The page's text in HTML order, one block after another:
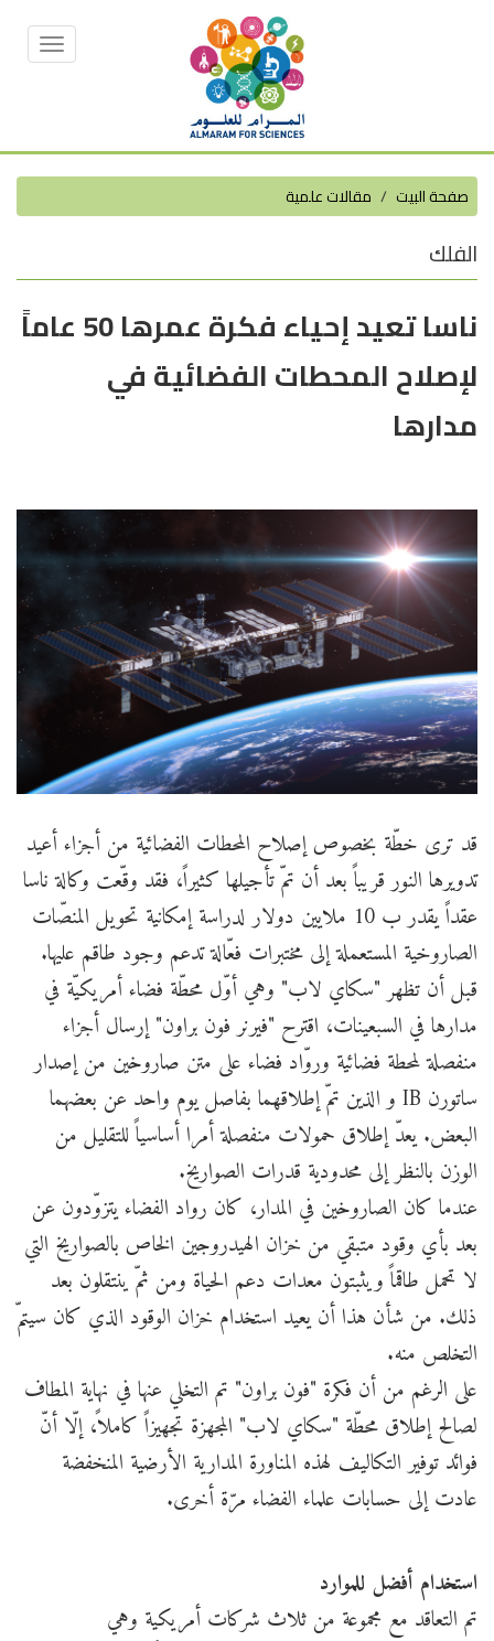
Toggle
صفحة البيت مقالات علمية
الفلك
ناسا تعيد إحياء فكرة عمرها 50 عاماً
لإصلاح المحطات الفضائية في
مدارها
قد ترى خطّة بخصوص إصلاح المحطات الفضائية من أجزاء أعيد
تدويرها النور قريباً بعد أن تمّ تأجيلها كثيراً، فقد وقّعت وكالة ناسا
عقداً يقدر ب 10 ملايين دولار لدراسة إمكانية تحويل المنصّات
الصاروخية المستعملة إلى مختبرات فعّالة تدعم وجود طاقم عليها.
قبل أن تظهر "سكاي لاب" وهي أوّل محطّة فضاء أمريكيّة في
مدارها في السبعينات، اقترح "فيرنر فون براون" إرسال أجزاء
منفصلة لمحطة فضائية وروّاد فضاء على متن صاروخين من إصدار
ساتورن IB و الذين تمّ إطلاقهما بفاصل يوم واحد عن بعضهما
البعض. يعدّ إطلاق حمولات منفصلة أمرا أساسياً للتقليل من
الوزن بالنظر إلى محدودية قدرات الصواريخ.
عندما كان الصاروخين في المدار، كان رواد الفضاء يتزوّدون عن
بعد بأي وقود متبقي من خزان الهيدروجين الخاص بالصواريخ التي
لا تحمل طاقماً ويثبتون معدات دعم الحياة ومن ثمّ ينتقلون بعد
ذلك. من شأن هذا أن يعيد استخدام خزان الوقود الذي كان سيتمّ
التخلص منه.
على الرغم من أن فكرة "فون براون" تم التخلي عنها في نهاية المطاف
لصالح إطلاق محطّة "سكاي لاب" المجهزة تجهيزاً كاملاً، إلّا أنّ
فوائد توفير التكاليف لهذه المناورة المدارية الأرضية المنخفضة
عادت إلى حسابات علماء الفضاء مرّة أخرى.
استخدام أفضل للموارد
تم التعاقد مع مجموعة من ثلاث شركات أمريكية وهي